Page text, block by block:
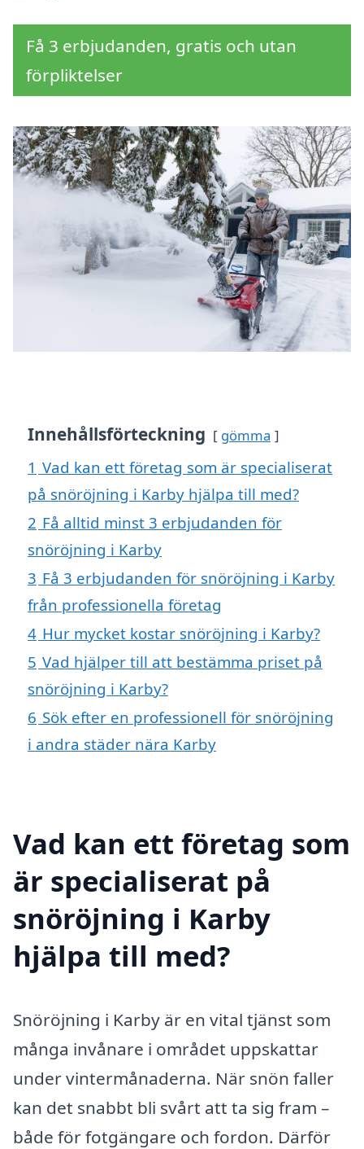
Få 3 erbjudanden, gratis och utan
förpliktelser
Innehållsförteckning gömma
1 Vad kan ett företag som är specialiserat
på snöröjning i Karby hjälpa till med?
2 Få alltid minst 3 erbjudanden för
snöröjning i Karby
3 Få 3 erbjudanden för snöröjning i Karby
från professionella företag
4 Hur mycket kostar snöröjning i Karby?
5 Vad hjälper till att bestämma priset på
snöröjning i Karby?
6 Sök efter en professionell för snöröjning
i andra städer nära Karby
Vad kan ett företag som
är specialiserat på
snöröjning i Karby
hjälpa till med?
Snöröjning i Karby är en vital tjänst som
många invånare i området uppskattar
under vintermånaderna. När snön faller
kan det snabbt bli svårt att ta sig fram –
både för fotgängare och fordon. Därför